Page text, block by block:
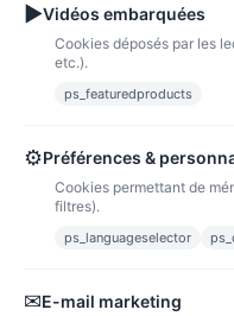
▶Vidéos embarquées
Cookies déposés par les
etc.).
ps_featuredproducts
⚙Préférences &
Cookies permettant de
filtres).
ps_languageselector
✉E-mail marketing